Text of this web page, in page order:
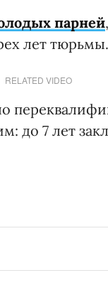
парней
лет тюрьмы.
RELATED VIDEO
до 7 лет